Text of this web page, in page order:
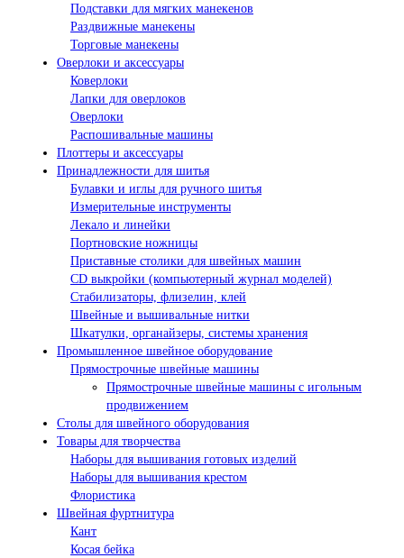
Подставки для мягких манекенов
Раздвижные манекены
Торговые манекены
Оверлоки и аксессуары
Коверлоки
Лапки для оверлоков
Оверлоки
Распошивальные машины
Плоттеры и аксессуары
Принадлежности для шитья
Булавки и иглы для ручного шитья
Измерительные инструменты
Лекало и линейки
Портновские ножницы
Приставные столики для швейных машин
СD выкройки (компьютерный журнал моделей)
Стабилизаторы, флизелин, клей
Швейные и вышивальные нитки
Шкатулки, органайзеры, системы хранения
Промышленное швейное оборудование
Прямострочные швейные машины
Прямострочные швейные машины с игольным
продвижением
Столы для швейного оборудования
Товары для творчества
Наборы для вышивания готовых изделий
Наборы для вышивания крестом
Флористика
Швейная фуртнитура
Кант
Косая бейка